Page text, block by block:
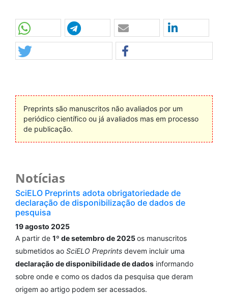
Preprints são manuscritos não avaliados por um
periódico científico ou já avaliados mas em processo
de publicação.
Notícias
SciELO Preprints adota obrigatoriedade de
declaração de disponibilização de dados de
pesquisa
19 agosto 2025
A partir de 1º de setembro de 2025os manuscritos
submetidos ao SciELO Preprints devem incluir uma
declaração de disponibilidade de dados informando
sobre onde e como os dados da pesquisa que deram
origem ao artigo podem ser acessados.